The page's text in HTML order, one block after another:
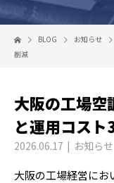
BLOG お知らせ
削減
大阪の工場空
と運用コス
2026.06.17 お知らせ
大阪の工場経営にお